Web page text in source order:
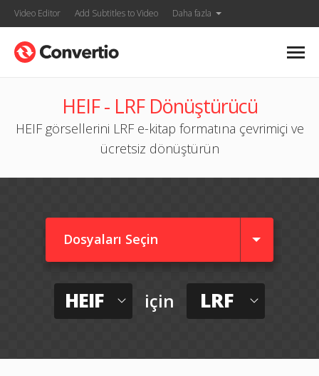
Video Editor Add Subtitles to Video Daha fazla
HEIF - LRF Dönüştürücü
HEIF görsellerini LRF e-kitap formatına çevrimiçi ve
ücretsiz dönüştürün
Dosyaları Seçin
HEIF için LRF